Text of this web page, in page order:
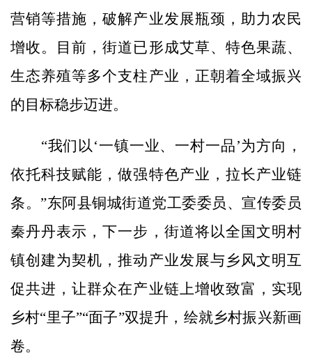
营销等措施，破解产业发展瓶颈，助力农民
增收。目前，街道已形成艾草、特色果蔬、
生态养殖等多个支柱产业，正朝着全域振兴
的目标稳步迈进。
“我们以‘一镇一业、一村一品’为方向，
依托科技赋能，做强特色产业，拉长产业链
条。”东阿县铜城街道党工委委员、宣传委员
秦丹丹表示，下一步，街道将以全国文明村
镇创建为契机，推动产业发展与乡风文明互
促共进，让群众在产业链上增收致富，实现
乡村“里子”“面子”双提升，绘就乡村振兴新画
卷。